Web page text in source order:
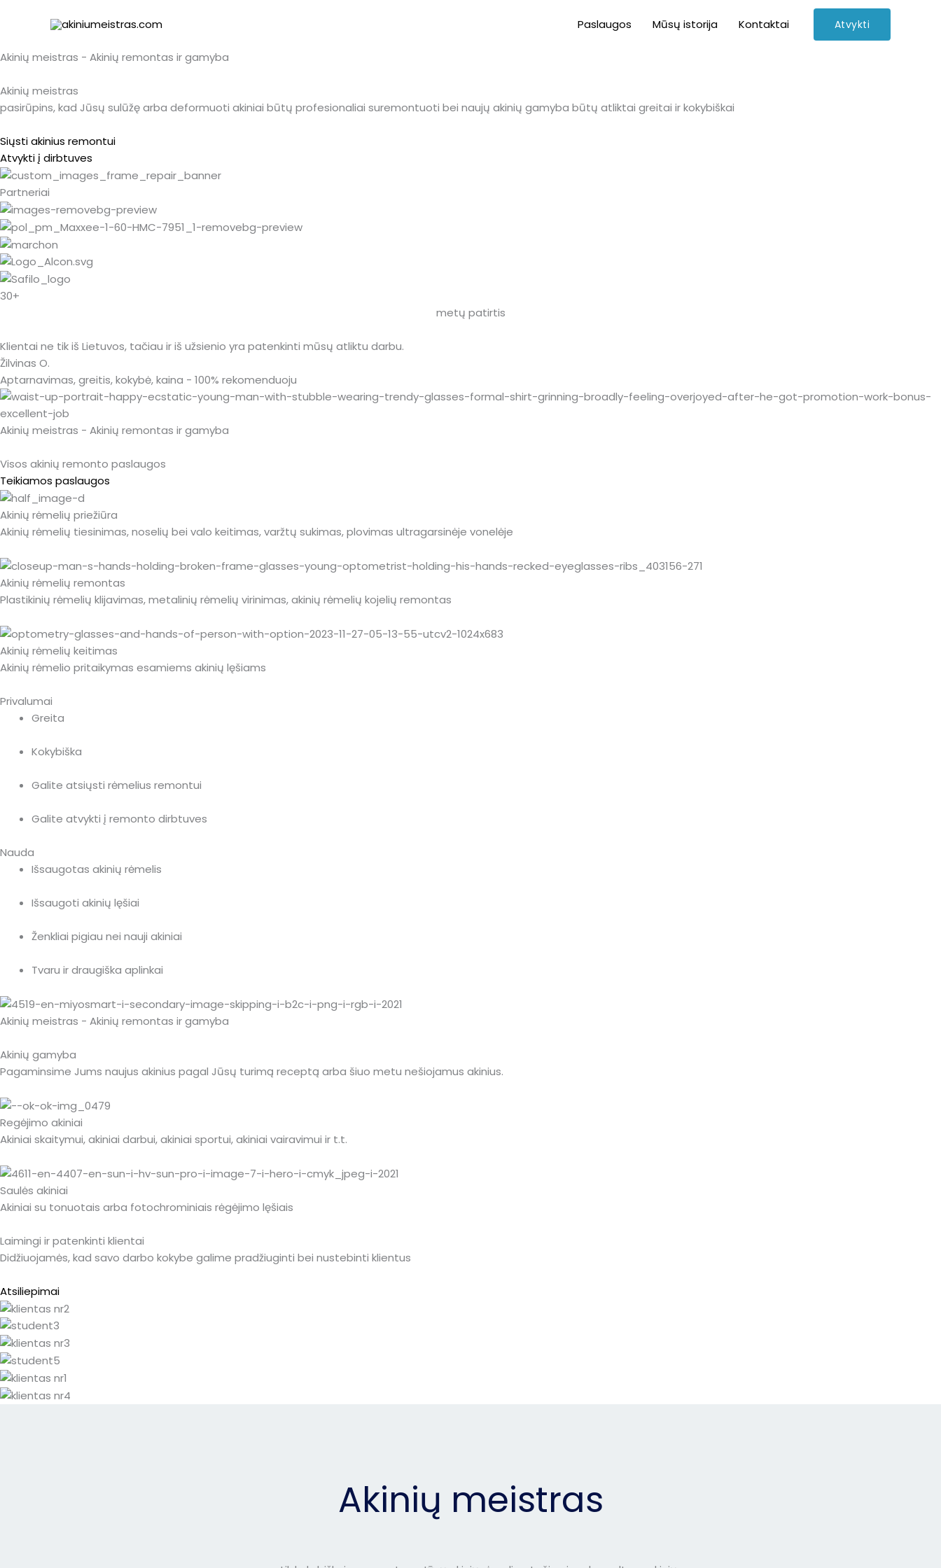
Paslaugos Mūsų istorija Kontaktai Atvykti
Akinių meistras - Akinių remontas ir gamyba
Akinių meistras
pasirūpins, kad Jūsų sulūžę arba deformuoti akiniai būtų profesionaliai suremontuoti bei naujų akinių gamyba būtų atliktai greitai ir kokybiškai
Siųsti akinius remontui
Atvykti į dirbtuves
Partneriai
30+
metų patirtis
Klientai ne tik iš Lietuvos, tačiau ir iš užsienio yra patenkinti mūsų atliktu darbu.
Žilvinas O.
Aptarnavimas, greitis, kokybė, kaina - 100% rekomenduoju
Akinių meistras - Akinių remontas ir gamyba
Visos akinių remonto paslaugos
Teikiamos paslaugos
Akinių rėmelių priežiūra
Akinių rėmelių tiesinimas, noselių bei valo keitimas, varžtų sukimas, plovimas ultragarsinėje vonelėje
Akinių rėmelių remontas
Plastikinių rėmelių klijavimas, metalinių rėmelių virinimas, akinių rėmelių kojelių remontas
Akinių rėmelių keitimas
Akinių rėmelio pritaikymas esamiems akinių lęšiams
Privalumai
Greita
Kokybiška
Galite atsiųsti rėmelius remontui
Galite atvykti į remonto dirbtuves
Nauda
Išsaugotas akinių rėmelis
Išsaugoti akinių lęšiai
Ženkliai pigiau nei nauji akiniai
Tvaru ir draugiška aplinkai
Akinių meistras - Akinių remontas ir gamyba
Akinių gamyba
Pagaminsime Jums naujus akinius pagal Jūsų turimą receptą arba šiuo metu nešiojamus akinius.
Regėjimo akiniai
Akiniai skaitymui, akiniai darbui, akiniai sportui, akiniai vairavimui ir t.t.
Saulės akiniai
Akiniai su tonuotais arba fotochrominiais rėgėjimo lęšiais
Laimingi ir patenkinti klientai
Didžiuojamės, kad savo darbo kokybe galime pradžiuginti bei nustebinti klientus
Atsiliepimai
Akinių meistras